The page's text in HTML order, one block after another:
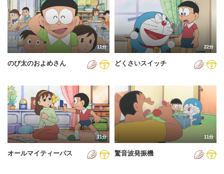
2015年
2016年
2017年
2019年
2020年
2021年
2022年
11分
のび太のおよめさん
22分
どくさいスイッチ
11分
オールマイティーパス
11分
驚音波発振機